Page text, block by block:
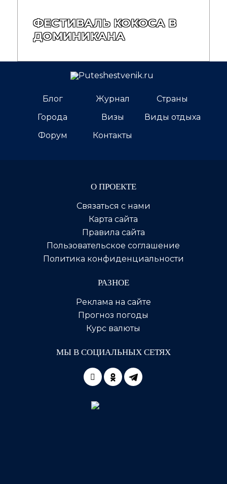
ФЕСТИВАЛЬ КОКОСА В
ДОМИНИКАНА
Блог Журнал
Страны
Города
Визы
Виды отдыха
Форум
Контакты
О ПРОЕКТЕ
Связаться с нами
Карта сайта
Правила сайта
Пользовательское соглашение
Политика конфиденциальности
РАЗНОЕ
Реклама на сайте
Прогноз погоды
Курс валюты
МЫ В СОЦИАЛЬНЫХ СЕТЯХ